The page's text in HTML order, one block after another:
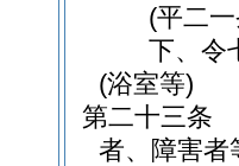
(平二
下、令
(浴室等)
第二十三条
者、障害